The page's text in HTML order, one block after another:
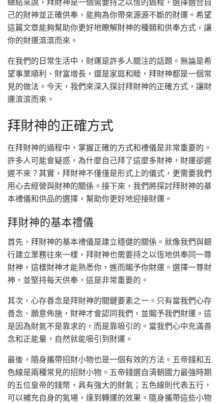
總結來說，拜財神是一個需要持之以恆的過程，選擇適合自
己的財神並正確供奉，能夠為你帶來源源不斷的財運。希望
這篇文章能夠幫助你更好地瞭解財神的種類和供奉方式，讓
你的財運滾滾而來。
在我們的日常生活中，財運是許多人關注的話題。無論是希
望事業順利、財富增長，還是家庭和睦，拜財神都是一個常
見的做法。今天，我們來深入探討拜財神的正確方式，讓財
運滾滾而來。
拜財神的正確方式
在拜財神的過程中，掌握正確的方式和禮儀是非常重要的。
許多人可能會疑惑，為什麼自己拜了這麼多財神，財運卻遲
遲不來？其實，拜財神不僅僅是形式上的儀式，更需要我們
用心去經營與財神的關係。接下來，我們將探討拜財神的基
本禮儀和供品的選擇，幫助你更好地迎接財運。
拜財神的基本禮儀
首先，拜財神的基本禮儀是建立穩健的關係。就像我們與銀
行建立業務往來一樣，拜財神也需要持之以恆地供奉同一尊
財神，這樣財神才能熟悉你，進而賜予你財運。選擇一尊財
神，並堅持每天供奉，這是非常重要的。
其次，心存善念是拜財神的關鍵要素之一。只有當我們心存
善念、願意佈施，財神才會認同我們，並賜予我們財運。這
是因為財氣不是靠求的，而是靠吸引的。當我們心中充滿善
念和正能量，自然就能吸引到財運。
最後，隨身攜帶招財小物也是一個有效的方法。五帝錢和五
色線是兩種常見的招財小物。五帝錢選自清朝國力最強時期
的五位皇帝的錢幣，具有強大的財氣；五色線則代表五行，
可以補充自身的氣場，達到轉運的效果。隨身攜帶這些小物